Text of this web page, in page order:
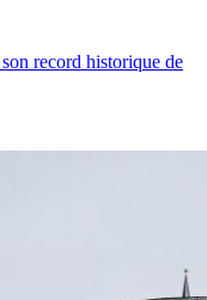
record historique de